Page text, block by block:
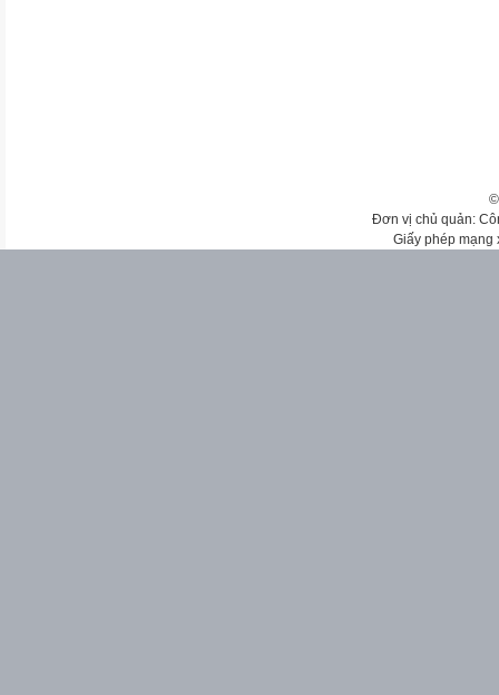
Đơn vị chủ quản:
Giấy phép mạng